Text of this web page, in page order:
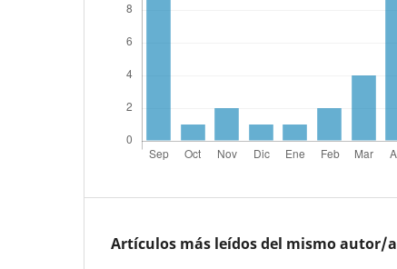
Artículos más leídos del mismo autor/a